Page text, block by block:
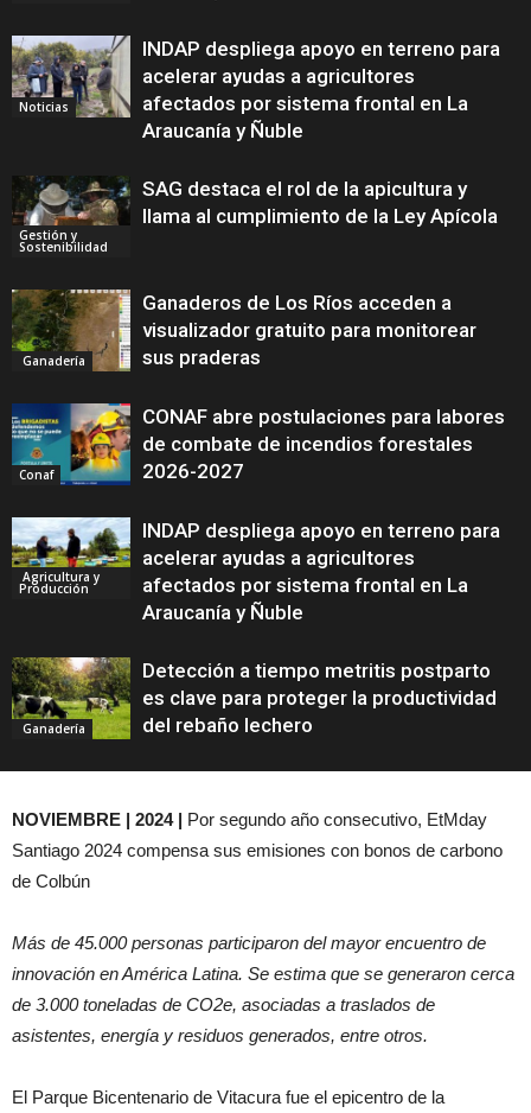
Noticias
INDAP despliega apoyo en terreno para
acelerar ayudas a agricultores
afectados por sistema frontal en La
Araucanía y Ñuble
Gestión y
Sostenibilidad
SAG destaca el rol de la apicultura y
llama al cumplimiento de la Ley Apícola
Ganadería
Ganaderos de Los Ríos acceden a
visualizador gratuito para monitorear
sus praderas
Conaf
CONAF abre postulaciones para labores
de combate de incendios forestales
2026-2027
Agricultura y
Producción
INDAP despliega apoyo en terreno para
acelerar ayudas a agricultores
afectados por sistema frontal en La
Araucanía y Ñuble
Ganadería
Detección a tiempo metritis postparto
es clave para proteger la productividad
del rebaño lechero
NOVIEMBRE | 2024 | Por segundo año consecutivo, EtMday
Santiago 2024 compensa sus emisiones con bonos de carbono
de Colbún
Más de 45.000 personas participaron del mayor encuentro de
innovación en América Latina. Se estima que se generaron cerca
de 3.000 toneladas de CO2e, asociadas a traslados de
asistentes, energía y residuos generados, entre otros.
El Parque Bicentenario de Vitacura fue el epicentro de la